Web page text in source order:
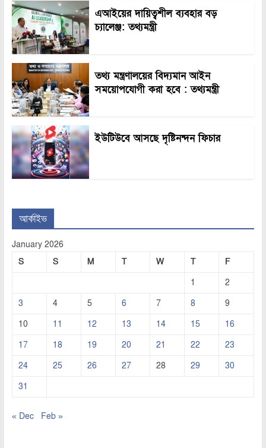
এআইয়ের দায়িত্বশীল ব্যবহার বড়
চ্যালেঞ্জ: তথ্যমন্ত্রী
তথ্য মন্ত্রণালয়ের বিদ্যমান আইন
সময়োপযোগী করা হবে : তথ্যমন্ত্রী
ইউটিউবে আসছে দৃষ্টিনন্দন ফিচার
আর্কাইভ
January 2026
S
S M T W T
F
1
2
3
4 5 6 7 8
9
10
11 12 13 14 15
16
17
18 19 20 21 22
23
24
25 26 27 28 29
30
31
« Dec Feb »